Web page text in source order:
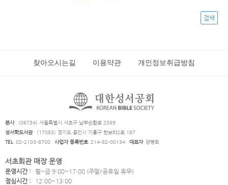
검색
찾아오시는길 이용약관 개인정보취급방침
본사
(06734) 서울특별시 서초구 남부순환로 2569
성서학도서관
(17083) 경기도 용인시 기흥구 한보라2로 197
TEL 02-2103-8700 사업자 등록번호 214-82-00134 대표자 양병희
서초회관 매장 운영
운영시간 :
월~금 9:00~17:00 (주말/공휴일 휴무)
점심시간 :
12:00~13:00